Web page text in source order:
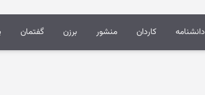
دانشنامه کاردان منشور برزن گفتمان